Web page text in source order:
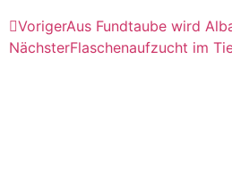
VorigerAus Fundtaube wird
NächsterFlaschenaufzucht im